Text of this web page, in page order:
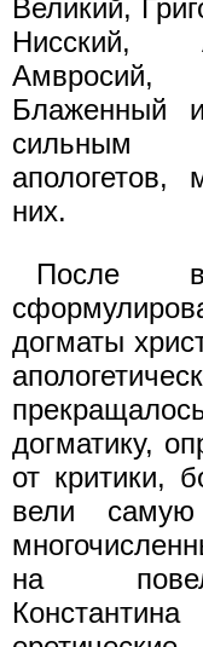
Великий,
Нисский,
Амвросий,
Блаженный
сильным
апологетов,
них.
После
догматы
догматику,
от критики,
вели
на